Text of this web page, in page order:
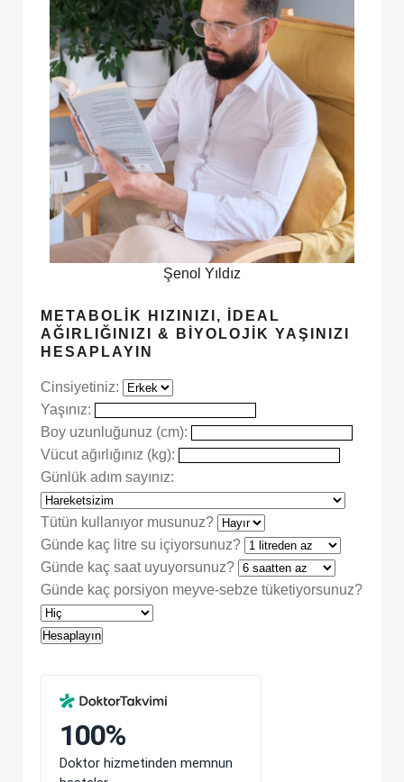
Şenol Yıldız
METABOLIK HIZINIZI, İDEAL
AĞIRLIĞINIZI & BIYOLOJIK YAŞINIZI
HESAPLAYIN
Cinsiyetiniz:
Yaşınız:
Boy uzunluğunuz (cm):
Vücut ağırlığınız (kg):
Günlük adım sayınız:
Tütün kullanıyor musunuz?
Günde kaç litre su içiyorsunuz?
Günde kaç saat uyuyorsunuz?
Günde kaç porsiyon meyve-sebze tüketiyorsunuz?
Hesaplayın